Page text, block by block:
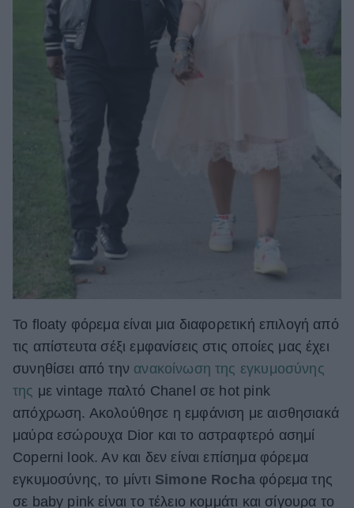
Το floaty φόρεμα είναι μια διαφορετική επιλογή από
τις απίστευτα σέξι εμφανίσεις στις οποίες μας έχει
συνηθίσει από την ανακοίνωση της εγκυμοσύνης
της με vintage παλτό Chanel σε hot pink
απόχρωση. Ακολούθησε η εμφάνιση με αισθησιακά
μαύρα εσώρουχα Dior και το αστραφτερό ασημί
Coperni look. Aν και δεν είναι επίσημα φόρεμα
εγκυμοσύνης, το μίντι Simone Rocha φόρεμα της
σε baby pink είναι το τέλειο κομμάτι και σίγουρα το